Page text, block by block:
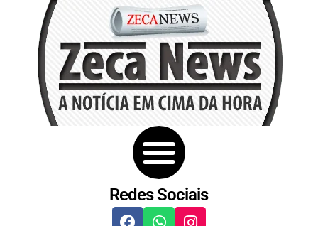
Redes Sociais